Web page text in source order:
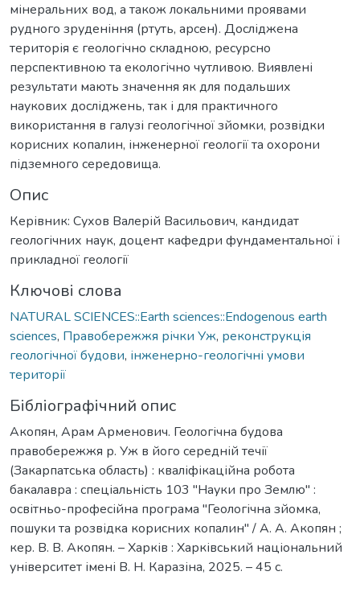
мінеральних вод, а також локальними проявами
рудного зруденіння (ртуть, арсен). Досліджена
територія є геологічно складною, ресурсно
перспективною та екологічно чутливою. Виявлені
результати мають значення як для подальших
наукових досліджень, так і для практичного
використання в галузі геологічної зйомки, розвідки
корисних копалин, інженерної геології та охорони
підземного середовища.
Опис
Керівник: Сухов Валерій Васильович, кандидат
геологічних наук, доцент кафедри фундаментальної і
прикладної геології
Ключові слова
NATURAL SCIENCES::Earth sciences::Endogenous earth
sciences, Правобережжя річки Уж, реконструкція
геологічної будови, інженерно-геологічні умови
території
Бібліографічний опис
Акопян, Арам Арменович. Геологічна будова
правобережжя р. Уж в його середній течії
(Закарпатська область) : кваліфікаційна робота
бакалавра : спеціальність 103 "Науки про Землю" :
освітньо-професійна програма "Геологічна зйомка,
пошуки та розвідка корисних копалин" / А. А. Акопян ;
кер. В. В. Акопян. – Харків : Харківський національний
університет імені В. Н. Каразіна, 2025. – 45 с.